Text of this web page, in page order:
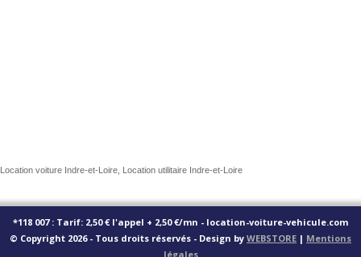
Location voiture Indre-et-Loire, Location utilitaire Indre-et-Loire
*118 007 : Tarif: 2,50 € l'appel + 2,50 €/mn - location-voiture-vehicule.com
© Copyright 2026 - Tous droits réservés - Design by WEBSTORE | Mentions
légales